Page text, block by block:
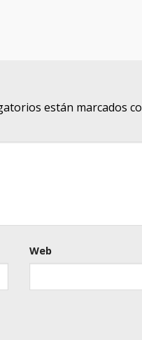
están marcados
Web